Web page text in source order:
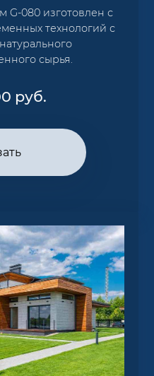
G-080 изготовлен с
технологий с
сырья.
руб.